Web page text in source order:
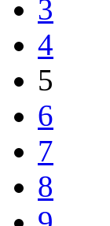
3
4
5
6
7
8